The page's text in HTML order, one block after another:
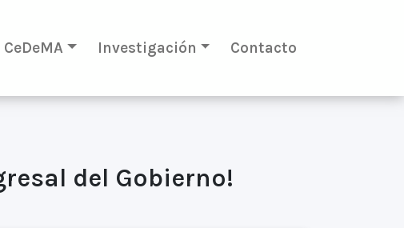
CeDeMA Investigación Contacto
del Gobierno!